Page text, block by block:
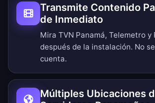
Transmite Contenido
de Inmediato
Mira TVN Panamá, Telemetro y
después de la instalación. No
cuenta.
Múltiples Ubicaciones